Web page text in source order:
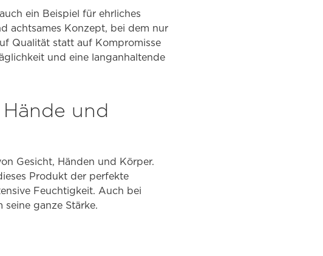
ein Beispiel für ehrliches
achtsames Konzept, bei dem nur
Qualität statt auf Kompromisse
und eine langanhaltende
und
Gesicht, Händen und Körper.
Produkt der perfekte
Feuchtigkeit. Auch bei
ganze Stärke.